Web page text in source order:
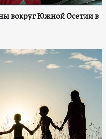
вокруг Южной Осетии в